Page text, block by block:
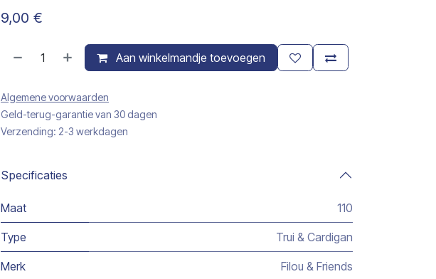
9,00 €
Aan winkelmandje toevoegen
Algemene voorwaarden
Geld-terug-garantie van 30 dagen
Verzending: 2-3 werkdagen
Specificaties
Maat 110
Type Trui & Cardigan
Merk Filou & Friends